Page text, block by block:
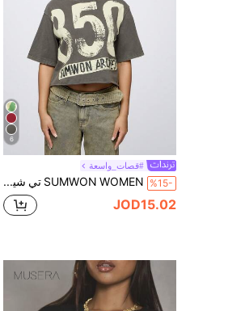
6
#قصات_واسعة
%15- SUMWON WOMEN تي شيرت بطباعة رقمية وتصميم جرافيكي بطراز الشارع الحضري الكبير الحجم، تي شيرت بيان مبهت بغسيل فينتاج، تصميم بارد مناسب للارتداء اليومي والمهرجانات والحفلات
JOD15.02